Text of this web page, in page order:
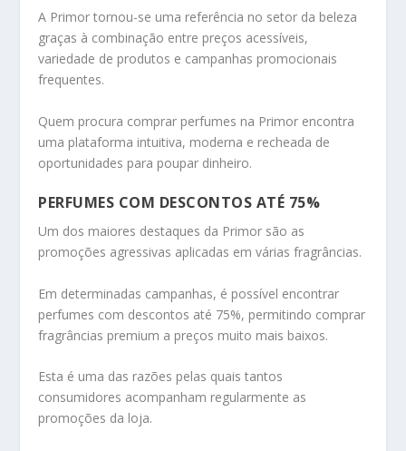
A Primor tornou-se uma referência no setor da beleza
graças à combinação entre preços acessíveis,
variedade de produtos e campanhas promocionais
frequentes.
Quem procura comprar perfumes na Primor encontra
uma plataforma intuitiva, moderna e recheada de
oportunidades para poupar dinheiro.
PERFUMES COM DESCONTOS ATÉ 75%
Um dos maiores destaques da Primor são as
promoções agressivas aplicadas em várias fragrâncias.
Em determinadas campanhas, é possível encontrar
perfumes com descontos até 75%, permitindo comprar
fragrâncias premium a preços muito mais baixos.
Esta é uma das razões pelas quais tantos
consumidores acompanham regularmente as
promoções da loja.